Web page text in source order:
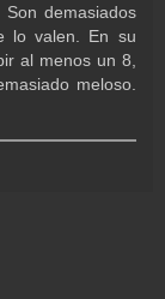
demasiados
lo valen. En su
al menos un 8,
meloso.